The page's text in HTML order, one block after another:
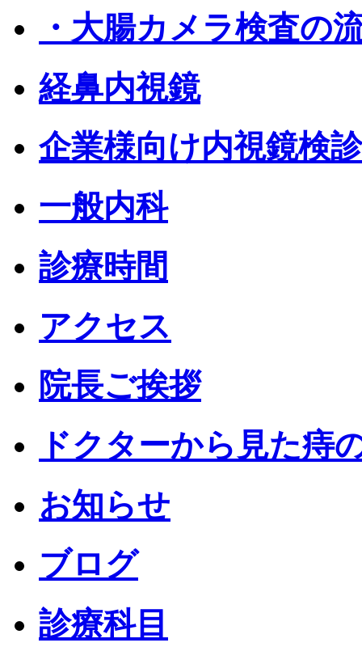
・大腸カメラ検査の
経鼻内視鏡
企業様向け内視鏡検診
一般内科
診療時間
アクセス
院長ご挨拶
ドクターから見た痔
お知らせ
ブログ
診療科目